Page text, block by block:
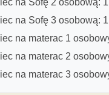
na Sofę 2 osobową:
na Sofę 3 osobową:
na materac 1
na materac 2
na materac 3